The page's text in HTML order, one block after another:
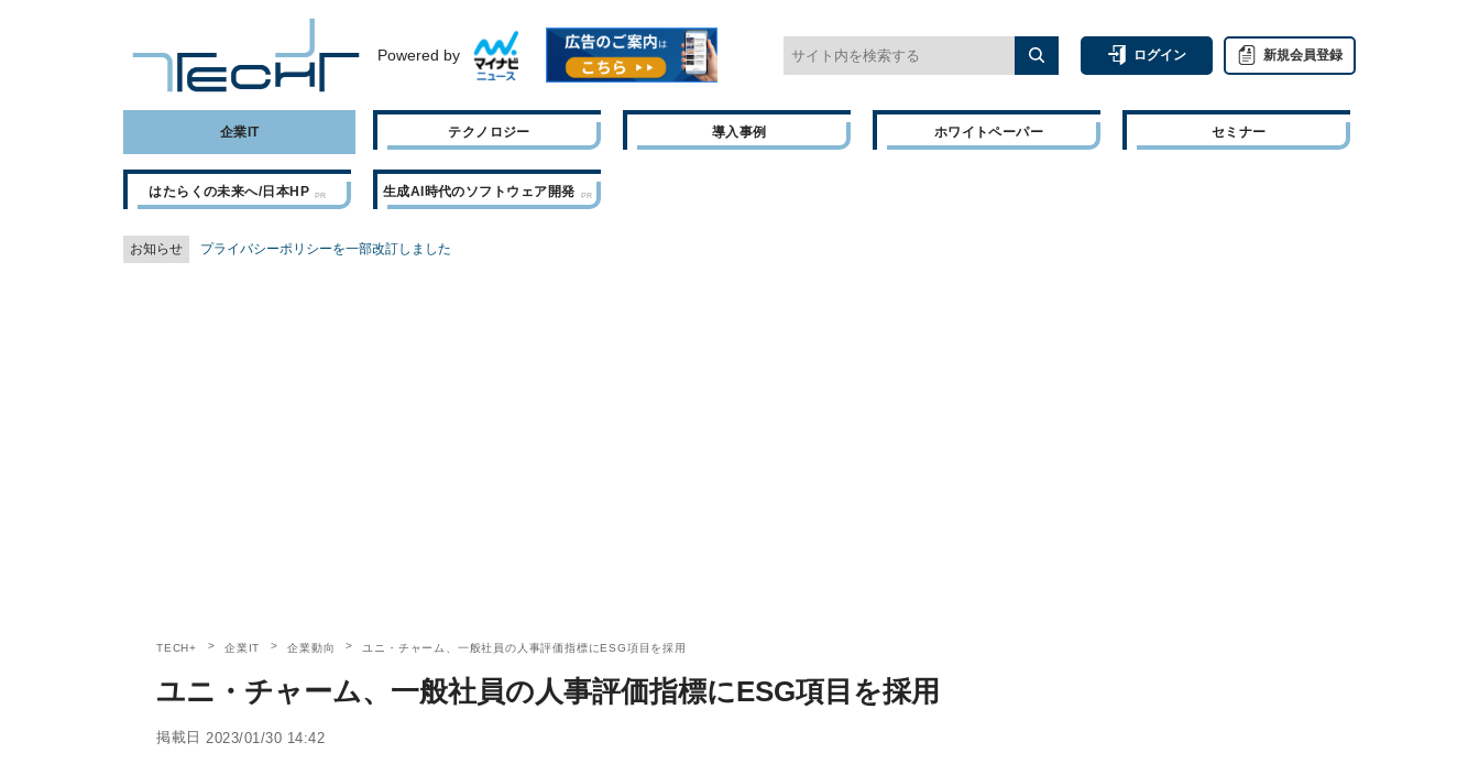
Powered by ログイン 新規会員登録
企業IT テクノロジー 導入事例 ホワイトペーパー セミナー
はたらくの未来へ/日本HP 生成AI時代のソフトウェア開発
お知らせ プライバシーポリシーを一部改訂しました
TECH+ 企業IT 企業動向 ユニ・チャーム、一般社員の人事評価指標にESG項目を採用
ユニ・チャーム、一般社員の人事評価指標にESG項目を採用
掲載日 2023/01/30 14:42